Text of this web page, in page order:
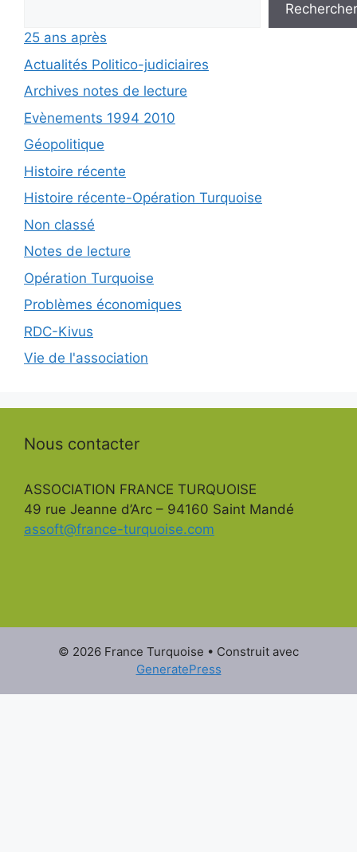
Rechercher
25 ans après
Actualités Politico-judiciaires
Archives notes de lecture
Evènements 1994 2010
Géopolitique
Histoire récente
Histoire récente-Opération Turquoise
Non classé
Notes de lecture
Opération Turquoise
Problèmes économiques
RDC-Kivus
Vie de l'association
Nous contacter
ASSOCIATION FRANCE TURQUOISE
49 rue Jeanne d’Arc – 94160 Saint Mandé
assoft@france-turquoise.com
© 2026 France Turquoise • Construit avec
GeneratePress